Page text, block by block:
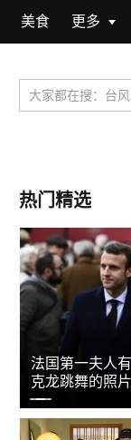
美食 更多
热门精选
法国第一夫人
克龙跳舞的照
012